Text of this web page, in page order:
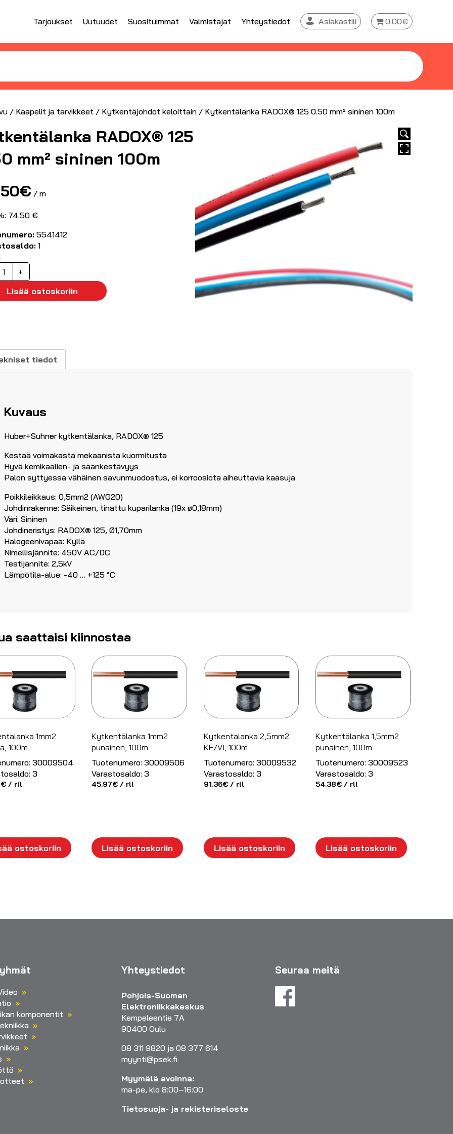
Tarjoukset Uutuudet Suosituimmat Valmistajat Yhteystiedot Asiakastili 0.00€
/ Kaapelit ja tarvikkeet / Kytkentäjohdot keloittain / Kytkentälanka RADOX® 125 0.50 mm² sininen 100m
RADOX® 125
mm² sininen 100m
€ / m
74.50 €
5541412
1
+
Lisää ostoskoriin
tiedot
Kuvaus
Huber+Suhner kytkentälanka, RADOX® 125
Kestää voimakasta mekaanista kuormitusta
Hyvä kemikaalien- ja säänkestävyys
Palon syttyessä vähäinen savunmuodostus, ei korroosiota aiheuttavia kaasuja
Poikkileikkaus: 0,5mm2 (AWG20)
Johdinrakenne: Säikeinen, tinattu kuparilanka (19x ø0,18mm)
Väri: Sininen
Johdineristys: RADOX® 125, Ø1,70mm
Halogeenivapaa: Kyllä
Nimellisjännite: 450V AC/DC
Testijännite: 2,5kV
Lämpötila-alue: -40 … +125 °C
saattaisi kiinnostaa
1mm2
100m
30009504
3
€ / rll
ostoskoriin
Kytkentälanka 1mm2
punainen, 100m
Tuotenumero: 30009506
Varastosaldo: 3
45.97€ / rll
Lisää ostoskoriin
Kytkentälanka 2,5mm2
KE/VI, 100m
Tuotenumero: 30009532
Varastosaldo: 3
91.36€/ rll
Lisää ostoskoriin
Kytkentälanka 1,5mm2
punainen, 100m
Tuotenumero: 30009523
Varastosaldo: 3
54.38€/ rll
Lisää ostoskoriin
komponentit
Yhteystiedot
Pohjois-Suomen
Elektroniikkakeskus
Kempeleentie 7A
90400 Oulu
08 311 9820 ja 08 377 614
myynti@psek.fi
Myymälä avoinna:
ma-pe, klo 8:00–16:00
Tietosuoja- ja rekisteriseloste
Seuraa meitä